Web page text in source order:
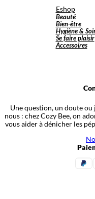
Eshop
Beauté
Bien-être
Hygiène &
Se faire plaisir
Accessoires
Une question, un doute ou
nous : chez Cozy Bee, on
vous aider à dénicher les